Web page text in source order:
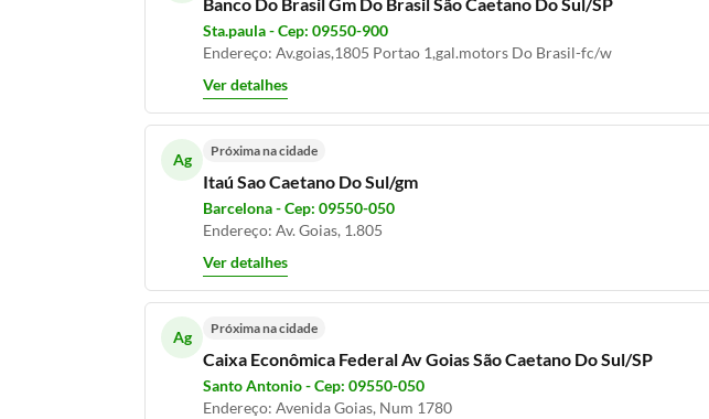
Sta.paula - Cep: 09550-900
Endereço: Av.goias,1805 Portao 1,gal.motors Do Brasil-fc/w
Ver detalhes
Ag Próxima na cidade
Itaú Sao Caetano Do Sul/gm
Barcelona - Cep: 09550-050
Endereço: Av. Goias, 1.805
Ver detalhes
Ag Próxima na cidade
Caixa Econômica Federal Av Goias São Caetano Do Sul/SP
Santo Antonio - Cep: 09550-050
Endereço: Avenida Goias, Num 1780